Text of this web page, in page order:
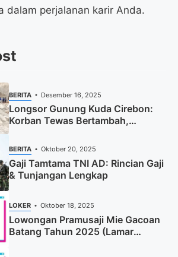
dalam perjalanan karir Anda.
BERITA Desember 16, 2025
Longsor Gunung Kuda Cirebon:
Korban Tewas Bertambah,
Pencarian Dihentikan
BERITA Oktober 20, 2025
Gaji Tamtama TNI AD: Rincian Gaji
& Tunjangan Lengkap
LOKER Oktober 18, 2025
Lowongan Pramusaji Mie Gacoan
Batang Tahun 2025 (Lamar